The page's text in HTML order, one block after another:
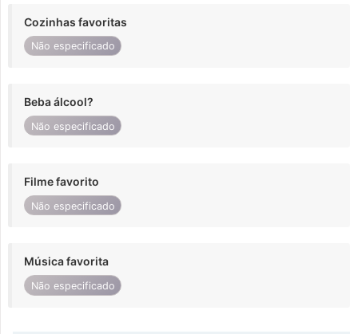
Cozinhas favoritas
Não especificado
Beba álcool?
Não especificado
Filme favorito
Não especificado
Música favorita
Não especificado